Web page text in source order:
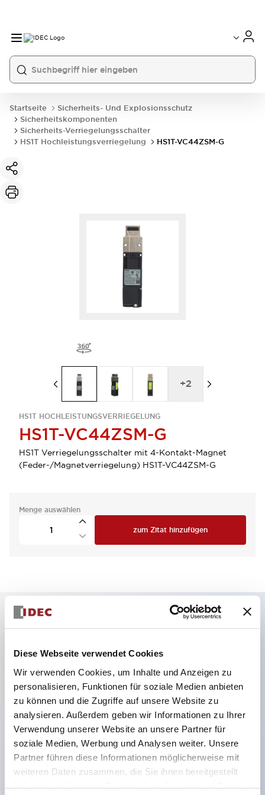
Diese Webseite verwendet Cookies
Wir verwenden Cookies, um Inhalte und Anzeigen zu
personalisieren, Funktionen für soziale Medien anbieten
zu können und die Zugriffe auf unsere Website zu
analysieren. Außerdem geben wir Informationen zu Ihrer
Verwendung unserer Website an unsere Partner für
soziale Medien, Werbung und Analysen weiter. Unsere
Partner führen diese Informationen möglicherweise mit
weiteren Daten zusammen, die Sie ihnen bereitgestellt
haben oder die sie im Rahmen Ihrer Nutzung der Dienste
Startseite
Sicherheits- Und Explosionsschutz
Sicherheitskomponenten
Sicherheits-Verriegelungsschalter
HS1T Hochleistungsverriegelung
HS1T-VC44ZSM-G
HS1T HOCHLEISTUNGSVERRIEGELUNG
HS1T-VC44ZSM-G
HS1T Verriegelungsschalter mit 4-Kontakt-Magnet
(Feder-/Magnetverriegelung) HS1T-VC44ZSM-G
+2
Menge auswählen
zum Zitat hinzufügen
Federverriegelung, seitliche Kabelzuführung
Kleinster in der Branche mit 5000N
Verriegelungskraft
Federklemmenanschluss verhindert das Lösen der
Drähte
Energieeffizienter Solenoid-Verbrauch von
200mA